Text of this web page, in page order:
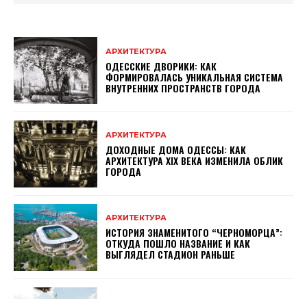
АРХИТЕКТУРА
ОДЕССКИЕ ДВОРИКИ: КАК
ФОРМИРОВАЛАСЬ УНИКАЛЬНАЯ СИСТЕМА
ВНУТРЕННИХ ПРОСТРАНСТВ ГОРОДА
АРХИТЕКТУРА
ДОХОДНЫЕ ДОМА ОДЕССЫ: КАК
АРХИТЕКТУРА XIX ВЕКА ИЗМЕНИЛА ОБЛИК
ГОРОДА
АРХИТЕКТУРА
ИСТОРИЯ ЗНАМЕНИТОГО “ЧЕРНОМОРЦА”:
ОТКУДА ПОШЛО НАЗВАНИЕ И КАК
ВЫГЛЯДЕЛ СТАДИОН РАНЬШЕ